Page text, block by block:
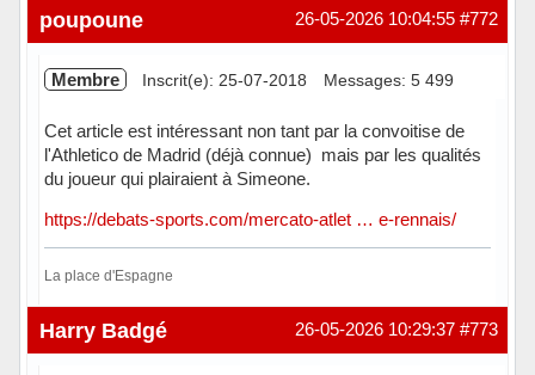
Hors ligne #772
26-05-2026 10:04:55
poupoune
Membre Inscrit(e): 25-07-2018 Messages: 5 499
Cet article est intéressant non tant par la convoitise de
l'Athletico de Madrid (déjà connue) mais par les qualités
du joueur qui plairaient à Simeone.
https://debats-sports.com/mercato-atlet … e-rennais/
La place d'Espagne
Hors ligne #773
26-05-2026 10:29:37
Harry Badgé